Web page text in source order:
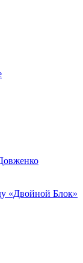
«Двойной Блок»